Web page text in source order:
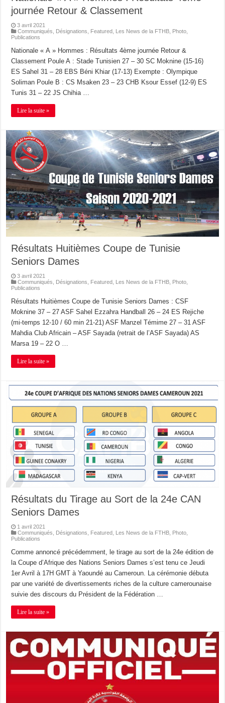
journée Retour & Classement
3 avril 2021
Communiqués
Désignations Featured Les News de la FTHB Photo
Publications
Nationale « A » Hommes : Résultats 4ème journée Retour &
Classement Poule A : Stade Tunisien 27 – 30 SC Moknine (15-16)
ES Sahel 31 – 28 EBS Béni Khiar (17-13) Exempte : Olympique
Soliman Poule B : CS Msaken 23 – 23 CHB Ksour Essef (12-9) ES
Tunis 31 – 22 JS Chihia …
Lire la suite »
Résultats Huitièmes Coupe de Tunisie
Seniors Dames
3 avril 2021
Communiqués
Désignations Featured Les News de la FTHB Photo
Publications
Résultats Huitièmes Coupe de Tunisie Seniors Dames : CSF
Moknine 37 – 27 ASF Sahel Ezzahra Handball 26 – 24 ES Rejiche
(mi-temps 12-10 / 60 min 21-21) ASF Manzel Témime 27 – 31 ASF
Mahdia Club Africain – ASF Sayada (retrait de l’ASF Sayada) AS
Marsa 19 – 22 O …
Lire la suite »
Résultats du Tirage au Sort de la 24e CAN
Seniors Dames
1 avril 2021
Communiqués
Désignations Featured Les News de la FTHB Photo
Publications
Comme annoncé précédemment, le tirage au sort de la 24e édition de
la Coupe d’Afrique des Nations Seniors Dames s’est tenu ce Jeudi
1er Avril à 17H GMT à Yaoundé au Cameroun. La cérémonie débuta
par une variété de divertissements riches de la culture camerounaise
suivie des discours du Président de la Fédération …
Lire la suite »